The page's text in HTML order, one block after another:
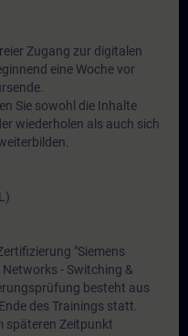
Zugang zur digitalen
eine Woche vor
Sie sowohl die Inhalte
wiederholen als auch sich
"Siemens
- Switching &
besteht aus
des Trainings statt.
späteren Zeitpunkt